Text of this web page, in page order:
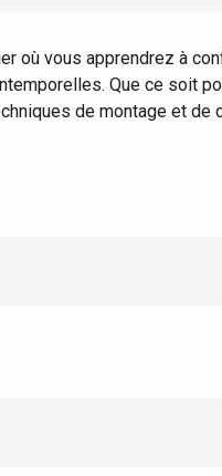
où vous apprendrez à
Que ce soit
de montage et de